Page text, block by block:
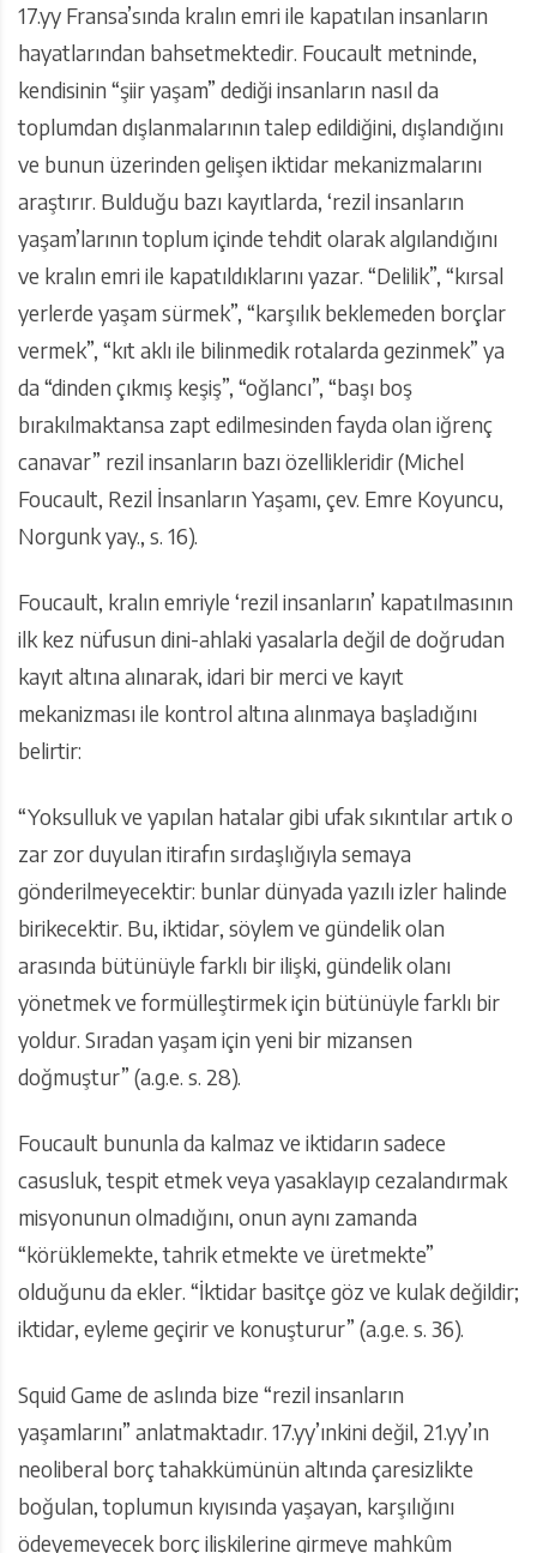
17.yy Fransa’sında kralın emri ile kapatılan insanların
hayatlarından bahsetmektedir. Foucault metninde,
kendisinin “şiir yaşam” dediği insanların nasıl da
toplumdan dışlanmalarının talep edildiğini, dışlandığını
ve bunun üzerinden gelişen iktidar mekanizmalarını
araştırır. Bulduğu bazı kayıtlarda, ‘rezil insanların
yaşam’larının toplum içinde tehdit olarak algılandığını
ve kralın emri ile kapatıldıklarını yazar. “Delilik”, “kırsal
yerlerde yaşam sürmek”, “karşılık beklemeden borçlar
vermek”, “kıt aklı ile bilinmedik rotalarda gezinmek” ya
da “dinden çıkmış keşiş”, “oğlancı”, “başı boş
bırakılmaktansa zapt edilmesinden fayda olan iğrenç
canavar” rezil insanların bazı özellikleridir (Michel
Foucault, Rezil İnsanların Yaşamı, çev. Emre Koyuncu,
Norgunk yay., s. 16).
Foucault, kralın emriyle ‘rezil insanların’ kapatılmasının
ilk kez nüfusun dini-ahlaki yasalarla değil de doğrudan
kayıt altına alınarak, idari bir merci ve kayıt
mekanizması ile kontrol altına alınmaya başladığını
belirtir:
“Yoksulluk ve yapılan hatalar gibi ufak sıkıntılar artık o
zar zor duyulan itirafın sırdaşlığıyla semaya
gönderilmeyecektir: bunlar dünyada yazılı izler halinde
birikecektir. Bu, iktidar, söylem ve gündelik olan
arasında bütünüyle farklı bir ilişki, gündelik olanı
yönetmek ve formülleştirmek için bütünüyle farklı bir
yoldur. Sıradan yaşam için yeni bir mizansen
doğmuştur” (a.g.e. s. 28).
Foucault bununla da kalmaz ve iktidarın sadece
casusluk, tespit etmek veya yasaklayıp cezalandırmak
misyonunun olmadığını, onun aynı zamanda
“körüklemekte, tahrik etmekte ve üretmekte”
olduğunu da ekler. “İktidar basitçe göz ve kulak değildir;
iktidar, eyleme geçirir ve konuşturur” (a.g.e. s. 36).
Squid Game de aslında bize “rezil insanların
yaşamlarını” anlatmaktadır. 17.yy’ınkini değil, 21.yy’ın
neoliberal borç tahakkümünün altında çaresizlikte
boğulan, toplumun kıyısında yaşayan, karşılığını
ödeyemeyecek borç ilişkilerine girmeye mahkûm